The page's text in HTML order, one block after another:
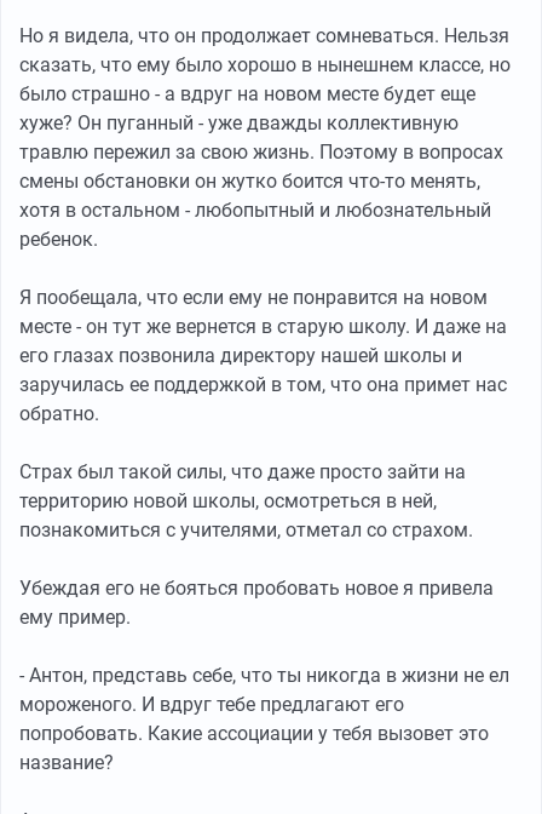
Но я видела, что он продолжает сомневаться. Нельзя
сказать, что ему было хорошо в нынешнем классе, но
было страшно - а вдруг на новом месте будет еще
хуже? Он пуганный - уже дважды коллективную
травлю пережил за свою жизнь. Поэтому в вопросах
смены обстановки он жутко боится что-то менять,
хотя в остальном - любопытный и любознательный
ребенок.
Я пообещала, что если ему не понравится на новом
месте - он тут же вернется в старую школу. И даже на
его глазах позвонила директору нашей школы и
заручилась ее поддержкой в том, что она примет нас
обратно.
Страх был такой силы, что даже просто зайти на
территорию новой школы, осмотреться в ней,
познакомиться с учителями, отметал со страхом.
Убеждая его не бояться пробовать новое я привела
ему пример.
- Антон, представь себе, что ты никогда в жизни не ел
мороженого. И вдруг тебе предлагают его
попробовать. Какие ассоциации у тебя вызовет это
название?